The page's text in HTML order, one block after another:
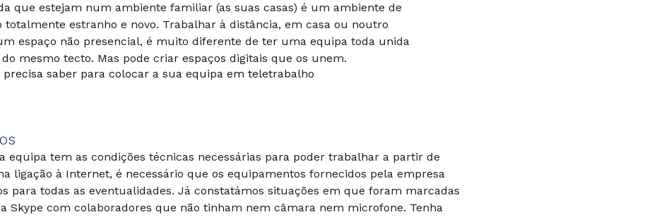
que estejam num ambiente familiar (as suas casas) é um ambiente de
totalmente estranho e novo. Trabalhar à distância, em casa ou noutro
espaço não presencial, é muito diferente de ter uma equipa toda unida
mesmo tecto. Mas pode criar espaços digitais que os unem.
equipa tem as condições técnicas necessárias para poder trabalhar a partir de
ligação à Internet, é necessário que os equipamentos fornecidos pela empresa
para todas as eventualidades. Já constatámos situações em que foram marcadas
Skype com colaboradores que não tinham nem câmara nem microfone. Tenha